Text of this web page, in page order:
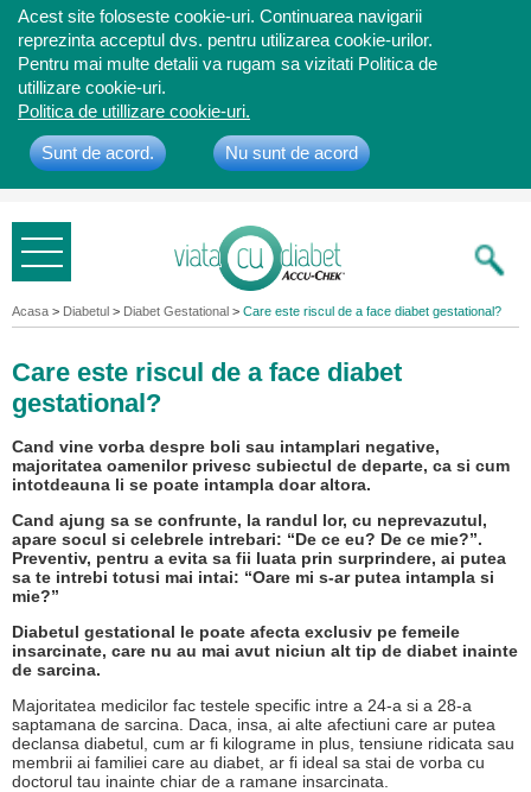
Acest site foloseste cookie-uri. Continuarea navigarii
reprezinta acceptul dvs. pentru utilizarea cookie-urilor.
Pentru mai multe detalii va rugam sa vizitati Politica de
utillizare cookie-uri.
Politica de utillizare cookie-uri.
Sunt de acord. Nu sunt de acord
Bine ati
venit
Acasa > Diabetul > Diabet Gestational > Care este riscul de a face diabet gestational?
Care este riscul de a face diabet
gestational?
Cand vine vorba despre boli sau intamplari negative,
majoritatea oamenilor privesc subiectul de departe, ca si cum
intotdeauna li se poate intampla doar altora.
Cand ajung sa se confrunte, la randul lor, cu neprevazutul,
apare socul si celebrele intrebari: “De ce eu? De ce mie?”.
Preventiv, pentru a evita sa fii luata prin surprindere, ai putea
sa te intrebi totusi mai intai: “Oare mi s-ar putea intampla si
mie?”
Diabetul gestational le poate afecta exclusiv pe femeile
insarcinate, care nu au mai avut niciun alt tip de diabet inainte
de sarcina.
Majoritatea medicilor fac testele specific intre a 24-a si a 28-a
saptamana de sarcina. Daca, insa, ai alte afectiuni care ar putea
declansa diabetul, cum ar fi kilograme in plus, tensiune ridicata sau
membrii ai familiei care au diabet, ar fi ideal sa stai de vorba cu
doctorul tau inainte chiar de a ramane insarcinata.